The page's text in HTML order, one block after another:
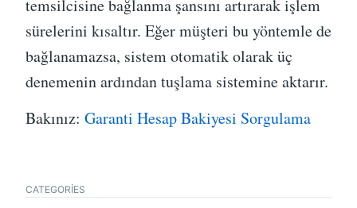
temsilcisine bağlanma şansını artırarak işlem
sürelerini kısaltır. Eğer müşteri bu yöntemle de
bağlanamazsa, sistem otomatik olarak üç
denemenin ardından tuşlama sistemine aktarır.
Bakınız: Garanti Hesap Bakiyesi Sorgulama
CATEGORIES